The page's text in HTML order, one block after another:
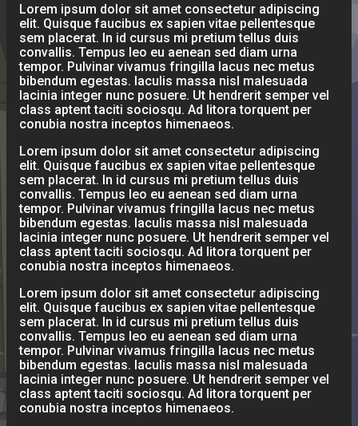
Lorem ipsum dolor sit amet consectetur adipiscing
elit. Quisque faucibus ex sapien vitae pellentesque
sem placerat. In id cursus mi pretium tellus duis
convallis. Tempus leo eu aenean sed diam urna
tempor. Pulvinar vivamus fringilla lacus nec metus
bibendum egestas. Iaculis massa nisl malesuada
lacinia integer nunc posuere. Ut hendrerit semper vel
class aptent taciti sociosqu. Ad litora torquent per
conubia nostra inceptos himenaeos.
Lorem ipsum dolor sit amet consectetur adipiscing
elit. Quisque faucibus ex sapien vitae pellentesque
sem placerat. In id cursus mi pretium tellus duis
convallis. Tempus leo eu aenean sed diam urna
tempor. Pulvinar vivamus fringilla lacus nec metus
bibendum egestas. Iaculis massa nisl malesuada
lacinia integer nunc posuere. Ut hendrerit semper vel
class aptent taciti sociosqu. Ad litora torquent per
conubia nostra inceptos himenaeos.
Lorem ipsum dolor sit amet consectetur adipiscing
elit. Quisque faucibus ex sapien vitae pellentesque
sem placerat. In id cursus mi pretium tellus duis
convallis. Tempus leo eu aenean sed diam urna
tempor. Pulvinar vivamus fringilla lacus nec metus
bibendum egestas. Iaculis massa nisl malesuada
lacinia integer nunc posuere. Ut hendrerit semper vel
class aptent taciti sociosqu. Ad litora torquent per
conubia nostra inceptos himenaeos.